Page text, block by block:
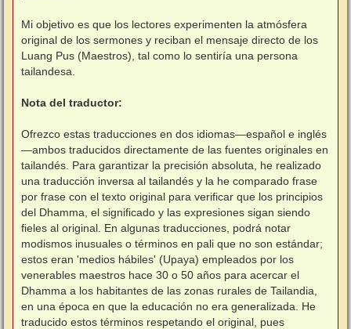
Mi objetivo es que los lectores experimenten la atmósfera
original de los sermones y reciban el mensaje directo de los
Luang Pus (Maestros), tal como lo sentiría una persona
tailandesa.
Nota del traductor:
Ofrezco estas traducciones en dos idiomas—español e inglés
—ambos traducidos directamente de las fuentes originales en
tailandés. Para garantizar la precisión absoluta, he realizado
una traducción inversa al tailandés y la he comparado frase
por frase con el texto original para verificar que los principios
del Dhamma, el significado y las expresiones sigan siendo
fieles al original. En algunas traducciones, podrá notar
modismos inusuales o términos en pali que no son estándar;
estos eran 'medios hábiles' (Upaya) empleados por los
venerables maestros hace 30 o 50 años para acercar el
Dhamma a los habitantes de las zonas rurales de Tailandia,
en una época en que la educación no era generalizada. He
traducido estos términos respetando el original, pues